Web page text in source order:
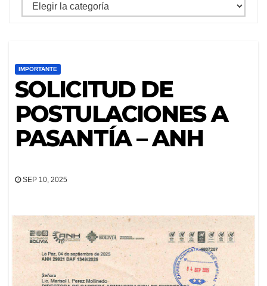
mostrar
IMPORTANTE
SOLICITUD DE
POSTULACIONES A
PASANTÍA – ANH
SEP 10, 2025